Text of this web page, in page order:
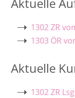
1302 ZR
1303 ÖR
Aktuelle
1302 ZR
Rheinland-Pfalz
Saarland